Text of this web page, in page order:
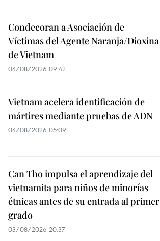
Condecoran a Asociación de
Víctimas del Agente Naranja/Dioxina
de Vietnam
04/08/2026 09:42
Vietnam acelera identificación de
mártires mediante pruebas de ADN
04/08/2026 05:09
Can Tho impulsa el aprendizaje del
vietnamita para niños de minorías
étnicas antes de su entrada al primer
grado
03/08/2026 20:37